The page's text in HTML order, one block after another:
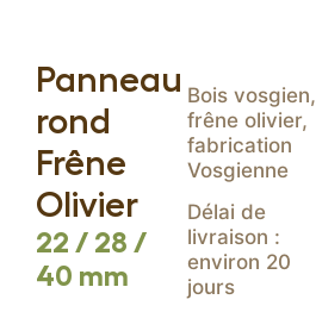
Escalier spécifique
Table en bois massif
Panneau
rond
Frêne
Olivier
22 / 28 /
40 mm
Bois vosgien,
frêne olivier,
fabrication
Vosgienne
Délai de
livraison :
environ 20
jours